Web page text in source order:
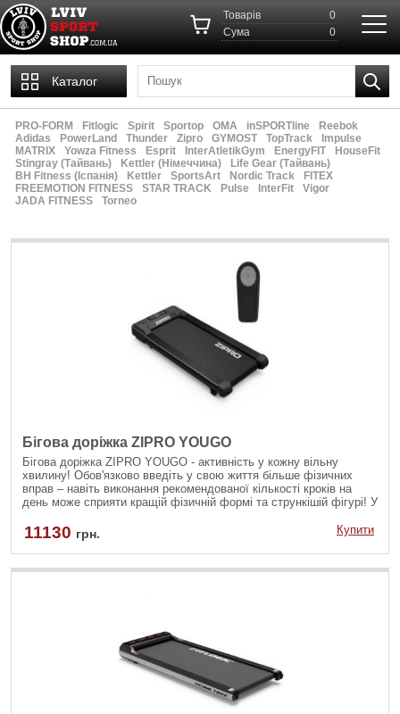
Товарів
0
Cума
0
Каталог
PRO-FORM Fitlogic Spirit Sportop OMA inSPORTline
Reebok
Adidas
PowerLand Thunder Zipro GYMOST TopTrack
Impulse
MATRIX
Yowza Fitness Esprit InterAtletikGym EnergyFIT
HouseFit
Stingray (Тайвань)
Kettler (Німеччина)
Life Gear (Тайвань)
ВН Fitness (Іспанія)
Kettler SportsArt Nordic Track
FITEX
FREEMOTION FITNESS
STAR TRACK Pulse InterFit
Vigor
JADA FITNESS
Torneo
Бігова доріжка ZIPRO YOUGO
Бігова доріжка ZIPRO YOUGO - активність у кожну вільну
хвилину! Обов'язково введіть у свою життя більше фізичних
вправ – навіть виконання рекомендованої кількості кроків на
день може сприяти кращій фізичній формі та стрункішій фігурі! У
якою ви можете вільно користуватися під час роботи за столом,
перегляду телевізора, прослуховування подкастів або участі у
відеоконференції.
11130 грн. Купити